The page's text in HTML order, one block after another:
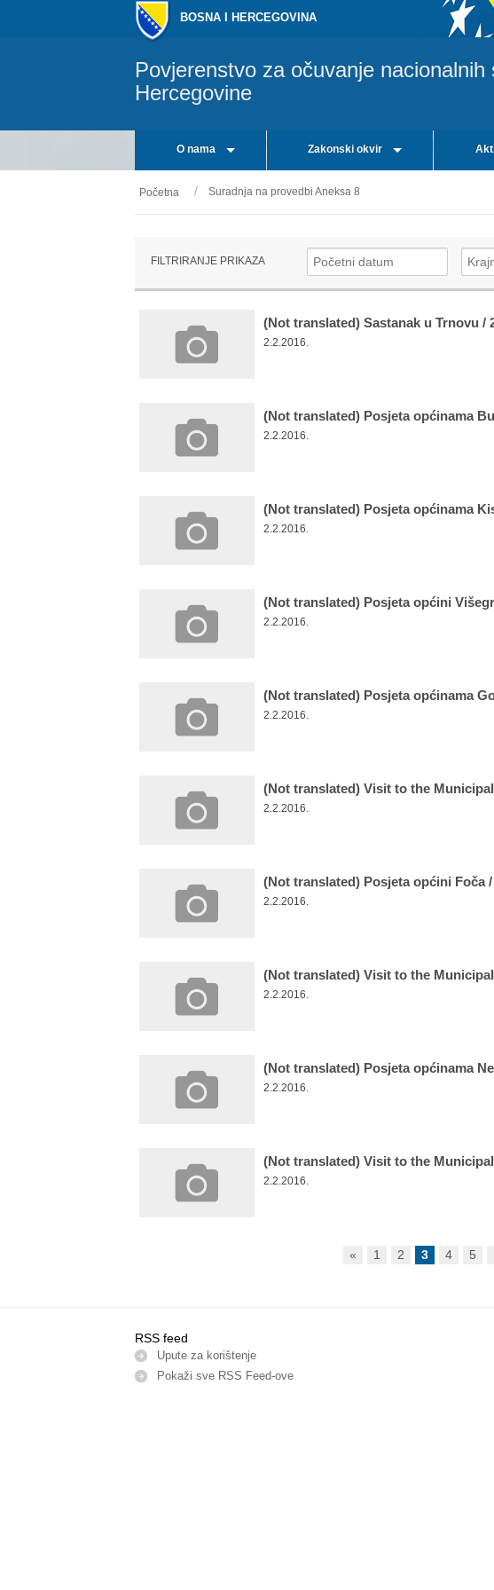
BOSNA I HERCEGOVINA
Povjerenstvo za očuvanje
Hercegovine
O nama Zakonski okvir
Početna Suradnja na provedbi Aneksa 8
FILTRIRANJE PRIKAZA
(Not translated) Sastanak u Trnovu /
2.2.2016.
(Not translated) Posjeta općinama
2.2.2016.
(Not translated) Posjeta općinama
2.2.2016.
(Not translated) Posjeta općini
2.2.2016.
(Not translated) Posjeta općinama
2.2.2016.
(Not translated) Visit to the
2.2.2016.
(Not translated) Posjeta općini Foča /
2.2.2016.
(Not translated) Visit to the
2.2.2016.
(Not translated) Posjeta općinama
2.2.2016.
(Not translated) Visit to the
2.2.2016.
« 1 2 3 4 5
RSS feed
Upute za korištenje
Pokaži sve RSS Feed-оve